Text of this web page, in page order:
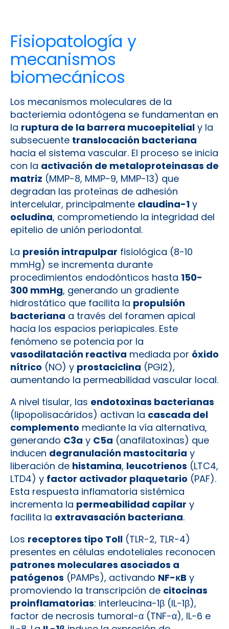
Fisiopatología y
mecanismos
biomecánicos
Los mecanismos moleculares de la
bacteriemia odontógena se fundamentan en
la ruptura de la barrera mucoepitelial y la
subsecuente translocación bacteriana
hacia el sistema vascular. El proceso se inicia
con la activación de metaloproteinasas de
matriz (MMP-8, MMP-9, MMP-13) que
degradan las proteínas de adhesión
intercelular, principalmente claudina-1 y
ocludina, comprometiendo la integridad del
epitelio de unión periodontal.
La presión intrapulpar fisiológica (8-10
mmHg) se incrementa durante
procedimientos endodónticos hasta 150-
300 mmHg, generando un gradiente
hidrostático que facilita la propulsión
bacteriana a través del foramen apical
hacia los espacios periapicales. Este
fenómeno se potencia por la
vasodilatación reactiva mediada por óxido
nítrico (NO) y prostaciclina (PGI2),
aumentando la permeabilidad vascular local.
A nivel tisular, las endotoxinas bacterianas
(lipopolisacáridos) activan la cascada del
complemento mediante la vía alternativa,
generando C3a y C5a (anafilatoxinas) que
inducen degranulación mastocitaria y
liberación de histamina, leucotrienos (LTC4,
LTD4) y factor activador plaquetario (PAF).
Esta respuesta inflamatoria sistémica
incrementa la permeabilidad capilar y
facilita la extravasación bacteriana.
Los receptores tipo Toll (TLR-2, TLR-4)
presentes en células endoteliales reconocen
patrones moleculares asociados a
patógenos (PAMPs), activando NF-κB y
promoviendo la transcripción de citocinas
proinflamatorias: interleucina-1β (IL-1β),
factor de necrosis tumoral-α (TNF-α), IL-6 e